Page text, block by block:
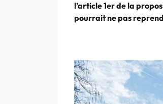
l’article 1er de la
pourrait ne pas